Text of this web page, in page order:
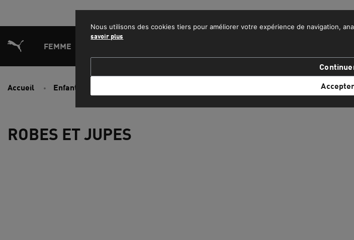
FEMME
Accueil Enfant
ROBES ET JUPES
Nous utilisons des cookies tiers pour améliorer votre expérience de navigation,
savoir plus
Accepter